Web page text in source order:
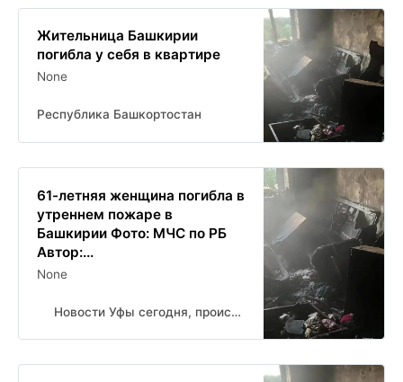
Жительница Башкирии
погибла у себя в квартире
None
Республика Башкортостан
61-летняя женщина погибла в
утреннем пожаре в
Башкирии Фото: МЧС по РБ
Автор:...
None
Новости Уфы сегодня, происшествия, ЧП и ДТП